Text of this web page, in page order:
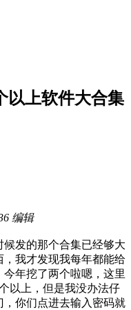
以上软件大合集
编辑
发的那个合集已经够大
我才发现我每年都能给
年挖了两个啦嗯，这里
以上，但是我没办法仔
你们点进去输入密码就